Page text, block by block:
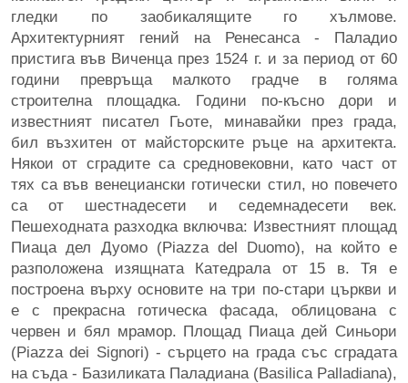
гледки по заобикалящите го хълмове.
Архитектурният гений на Ренесанса - Паладио
пристига във Виченца през 1524 г. и за период от 60
години превръща малкото градче в голяма
строителна площадка. Години по-късно дори и
известният писател Гьоте, минавайки през града,
бил възхитен от майсторските ръце на архитекта.
Някои от сградите са средновековни, като част от
тях са във венециански готически стил, но повечето
са от шестнадесети и седемнадесети век.
Пешеходната разходка включва: Известният площад
Пиаца дел Дуомо (Piazza del Duomo), на който е
разположена изящната Катедрала от 15 в. Тя е
построена върху основите на три по-стари църкви и
е с прекрасна готическа фасада, облицована с
червен и бял мрамор. Площад Пиаца дей Синьори
(Piazza dei Signori) - сърцето на града със сградата
на съда - Базиликата Паладиана (Basilica Palladiana),